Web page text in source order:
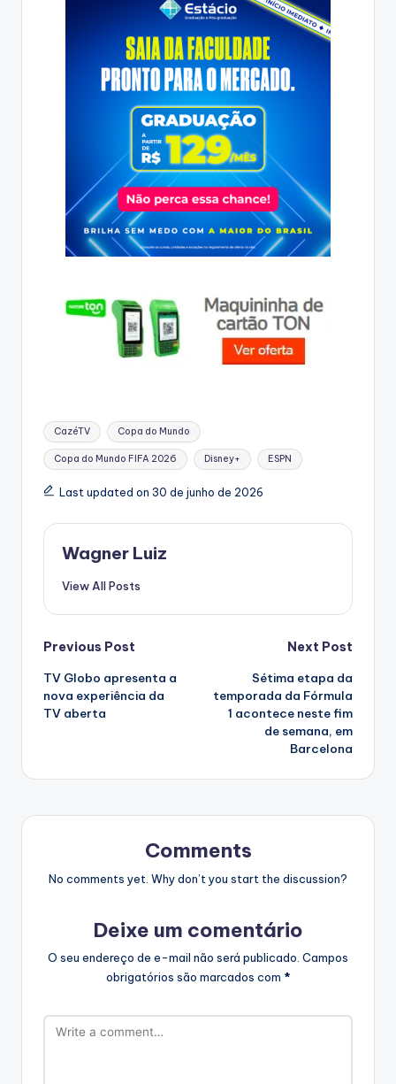
Tags:
CazéTV Copa do Mundo
Copa do Mundo FIFA 2026 Disney+ ESPN
Last updated on 30 de junho de 2026
Wagner Luiz
View All Posts
Post
navigation
Previous Post
TV Globo apresenta a
nova experiência da
TV aberta
Next Post
Sétima etapa da
temporada da Fórmula
1 acontece neste fim
de semana, em
Barcelona
Comments
No comments yet. Why don’t you start the discussion?
Deixe um comentário
O seu endereço de e-mail não será publicado. Campos
obrigatórios são marcados com *